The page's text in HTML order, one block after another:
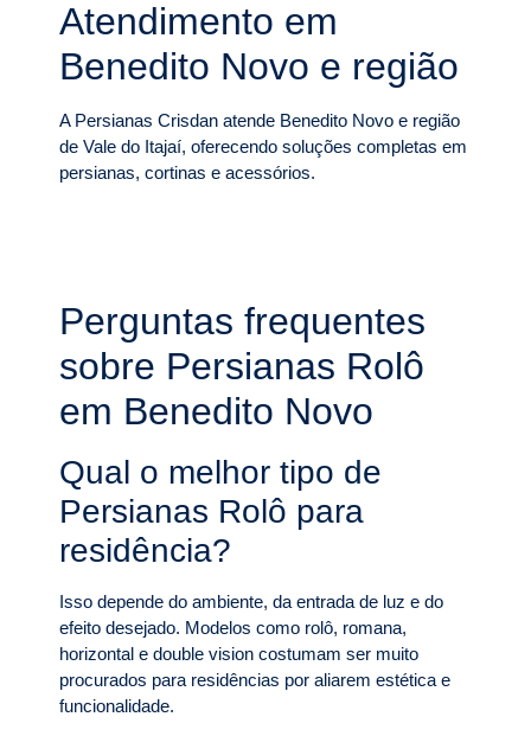
Atendimento em
Benedito Novo e região
A Persianas Crisdan atende Benedito Novo e região
de Vale do Itajaí, oferecendo soluções completas em
persianas, cortinas e acessórios.
Perguntas frequentes
sobre Persianas Rolô
em Benedito Novo
Qual o melhor tipo de
Persianas Rolô para
residência?
Isso depende do ambiente, da entrada de luz e do
efeito desejado. Modelos como rolô, romana,
horizontal e double vision costumam ser muito
procurados para residências por aliarem estética e
funcionalidade.